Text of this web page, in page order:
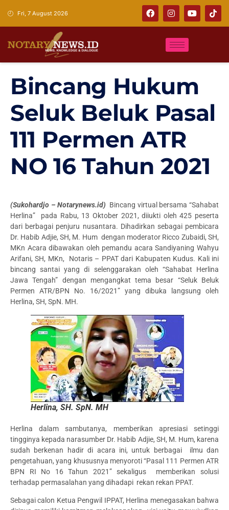
Fri, 7 August 2026
Bincang Hukum
Seluk Beluk Pasal
111 Permen ATR
NO 16 Tahun 2021
(Sukohardjo – Notarynews.id) Bincang virtual bersama “Sahabat
Herlina” pada Rabu, 13 Oktober 2021, diiukti oleh 425 peserta
dari berbagai penjuru nusantara. Dihadirkan sebagai pembicara
Dr. Habib Adjie, SH, M. Hum dengan moderator Ricco Zubaidi, SH,
MKn Acara dibawakan oleh pemandu acara Sandiyaning Wahyu
Arifani, SH, MKn, Notaris – PPAT dari Kabupaten Kudus. Kali ini
bincang santai yang di selenggarakan oleh “Sahabat Herlina
Jawa Tengah” dengan mengangkat tema besar “Seluk Beluk
Permen ATR/BPN No. 16/2021” yang dibuka langsung oleh
Herlina, SH, SpN. MH.
Herlina, SH. SpN. MH
Herlina dalam sambutanya, memberikan apresiasi setinggi
tingginya kepada narasumber Dr. Habib Adjie, SH, M. Hum, karena
sudah berkenan hadir di acara ini, untuk berbagai ilmu dan
pengetahuan, yang khususnya menyoroti “Pasal 111 Permen ATR
BPN RI No 16 Tahun 2021” sekaligus memberikan solusi
terhadap permasalahan yang dihadapi rekan rekan PPAT.
Sebagai calon Ketua Pengwil IPPAT, Herlina menegasakan bahwa